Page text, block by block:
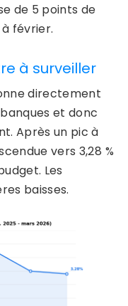
de 5 points de
février.
à surveiller
directement
et donc
Après un pic à
vers 3,28 %
Les
baisses.